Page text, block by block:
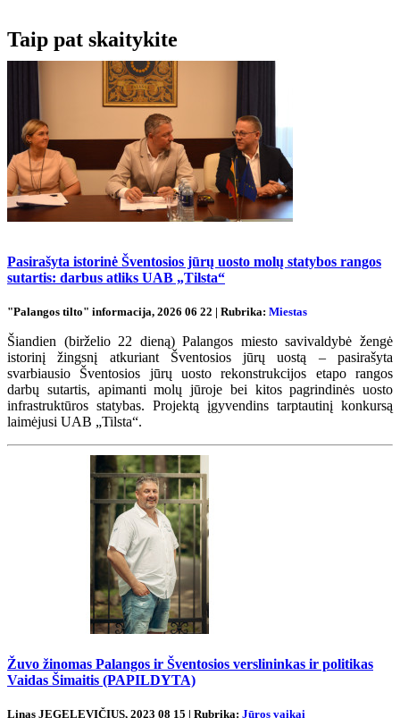
Taip pat skaitykite
Pasirašyta istorinė Šventosios jūrų uosto molų statybos rangos
sutartis: darbus atliks UAB „Tilsta“
"Palangos tilto" informacija, 2026 06 22 | Rubrika: Miestas
Šiandien (birželio 22 dieną) Palangos miesto savivaldybė žengė
istorinį žingsnį atkuriant Šventosios jūrų uostą – pasirašyta
svarbiausio Šventosios jūrų uosto rekonstrukcijos etapo rangos
darbų sutartis, apimanti molų jūroje bei kitos pagrindinės uosto
infrastruktūros statybas. Projektą įgyvendins tarptautinį konkursą
laimėjusi UAB „Tilsta“.
Žuvo žinomas Palangos ir Šventosios verslininkas ir politikas
Vaidas Šimaitis (PAPILDYTA)
Linas JEGELEVIČIUS, 2023 08 15 | Rubrika: Jūros vaikai